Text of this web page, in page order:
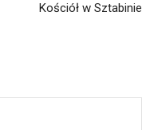
Kościół w Sztabinie